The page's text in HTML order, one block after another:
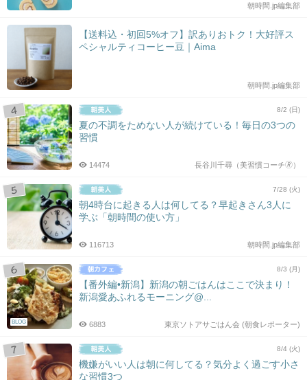
朝時間.jp編集部
【送料込・初回5%オフ】訳ありおトク！大好評ス
ペシャルティコーヒー豆｜Aima
朝時間.jp編集部
8/2 (日)
夏の不調をためない人が続けている！毎日の3つの
習慣
長谷川千尋（美習慣コーチ🄬）
14474
7/28 (火)
朝4時台に起きる人は何してる？早起きさん3人に
学ぶ「朝時間の使い方」
朝時間.jp編集部
116713
BLOG
8/3 (月)
【番外編•新潟】新潟の朝ごはんはここで決まり！
新潟愛あふれるモーニング@...
東京ソトアサごはん会 (朝食レポーター)
6883
8/4 (火)
機嫌がいい人は朝に何してる？気分よく過ごす小さ
な習慣3つ